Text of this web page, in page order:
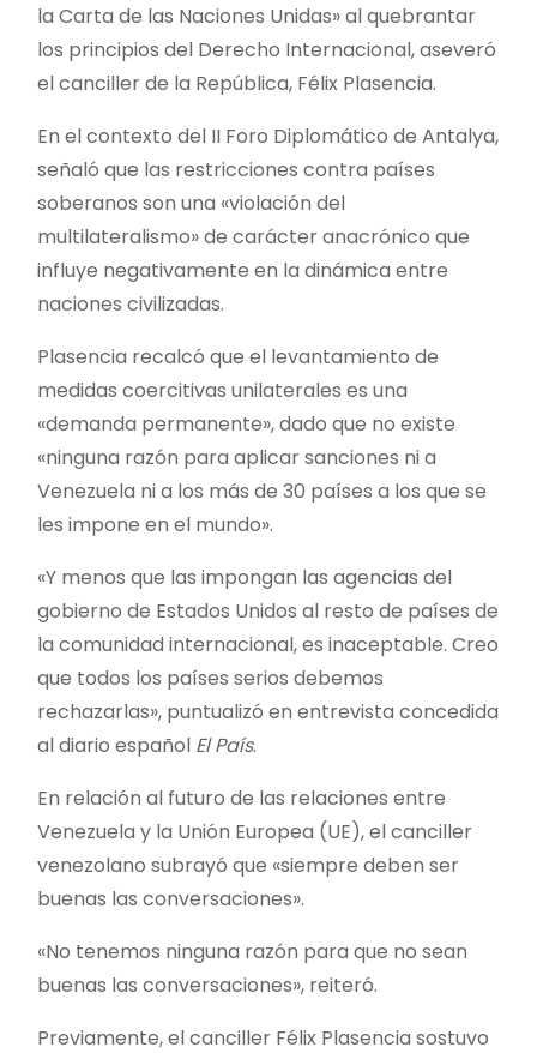
la Carta de las Naciones Unidas» al quebrantar
los principios del Derecho Internacional, aseveró
el canciller de la República, Félix Plasencia.
En el contexto del II Foro Diplomático de Antalya,
señaló que las restricciones contra países
soberanos son una «violación del
multilateralismo» de carácter anacrónico que
influye negativamente en la dinámica entre
naciones civilizadas.
Plasencia recalcó que el levantamiento de
medidas coercitivas unilaterales es una
«demanda permanente», dado que no existe
«ninguna razón para aplicar sanciones ni a
Venezuela ni a los más de 30 países a los que se
les impone en el mundo».
«Y menos que las impongan las agencias del
gobierno de Estados Unidos al resto de países de
la comunidad internacional, es inaceptable. Creo
que todos los países serios debemos
rechazarlas», puntualizó en entrevista concedida
al diario español El País.
En relación al futuro de las relaciones entre
Venezuela y la Unión Europea (UE), el canciller
venezolano subrayó que «siempre deben ser
buenas las conversaciones».
«No tenemos ninguna razón para que no sean
buenas las conversaciones», reiteró.
Previamente, el canciller Félix Plasencia sostuvo